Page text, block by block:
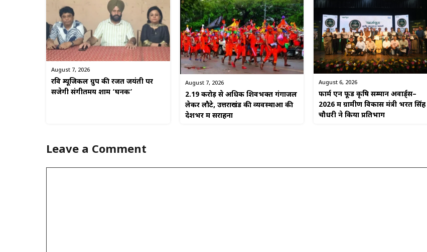
August 7, 2026
रवि म्यूजिकल ग्रुप की रजत जयंती पर
सजेगी संगीतमय शाम ‘घनक’
August 7, 2026
2.19 करोड़ से अधिक शिवभक्त गंगाजल
लेकर लौटे, उत्तराखंड की व्यवस्थाओं की
देशभर में सराहना
August 6, 2026
फार्म एन फूड कृषि सम्मान अवार्ड्स–
2026 में ग्रामीण विकास मंत्री भरत सिंह
चौधरी ने किया प्रतिभाग
Leave a Comment